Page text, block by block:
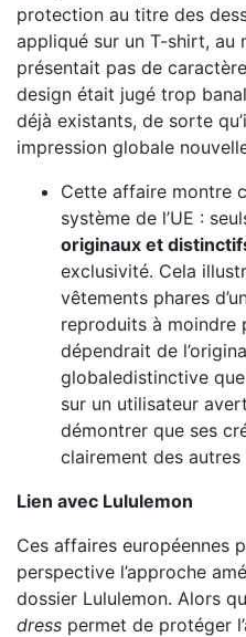
protection au titre des
appliqué sur un T-shirt, au
présentait pas de
design était jugé trop
déjà existants, de sorte
impression globale
Cette affaire montre
système de l’UE :
originaux et
exclusivité. Cela
vêtements phares
reproduits à moindre
dépendrait de
globaledistinctive
sur un utilisateur
démontrer que ses
clairement des
Lien avec Lululemon
Ces affaires européennes
perspective l’approche
dossier Lululemon. Alors
dress permet de protéger